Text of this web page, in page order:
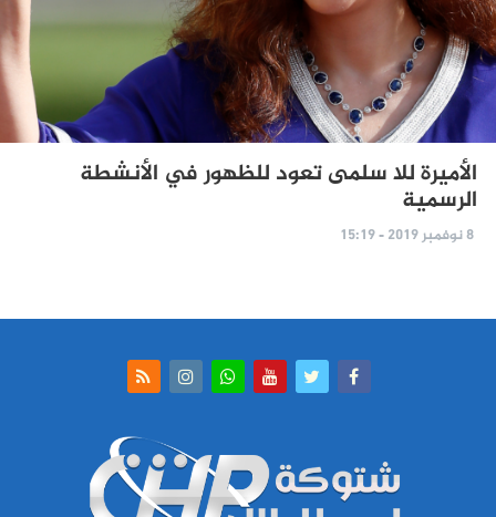
الأميرة للا سلمى تعود للظهور في الأنشطة
الرسمية
8 نوفمبر 2019 - 15:19